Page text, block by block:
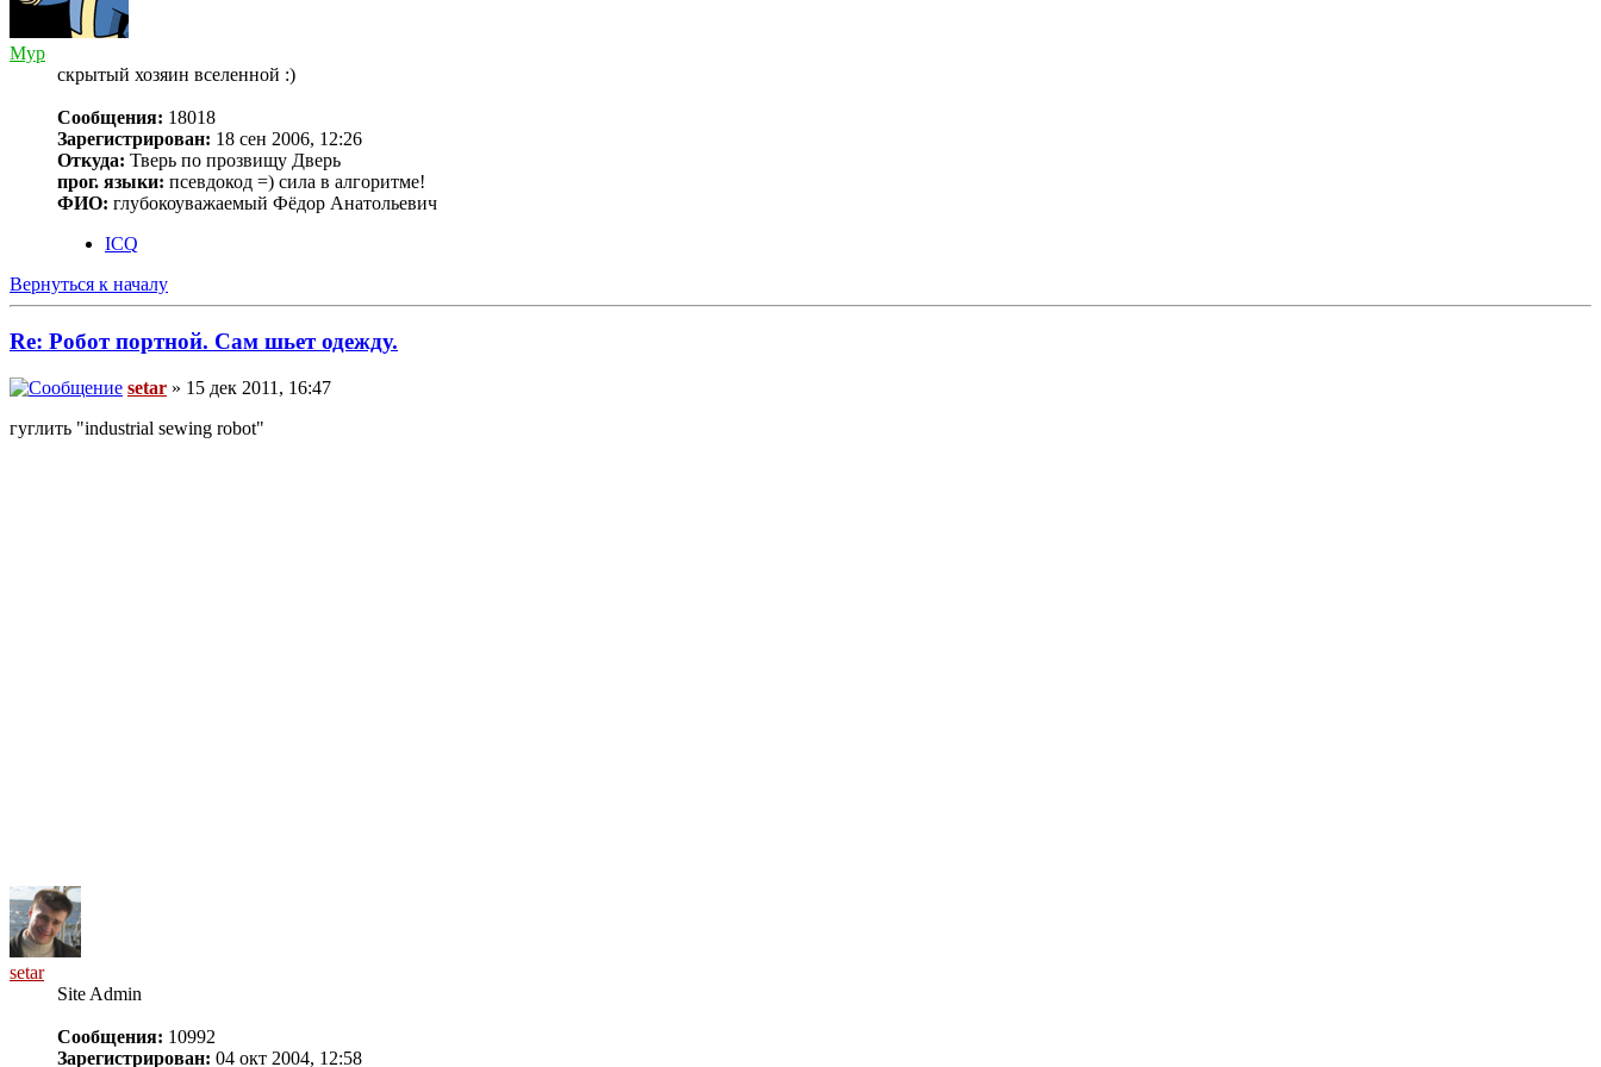
Myp
скрытый хозяин вселенной :)
Сообщения: 18018
Зарегистрирован: 18 сен 2006, 12:26
Откуда: Тверь по прозвищу Дверь
прог. языки: псевдокод =) сила в алгоритме!
ФИО: глубокоуважаемый Фёдор Анатольевич
ICQ
Вернуться к началу
Re: Робот портной. Сам шьет одежду.
setar » 15 дек 2011, 16:47
гуглить "industrial sewing robot"
setar
Site Admin
Сообщения: 10992
Зарегистрирован: 04 окт 2004, 12:58